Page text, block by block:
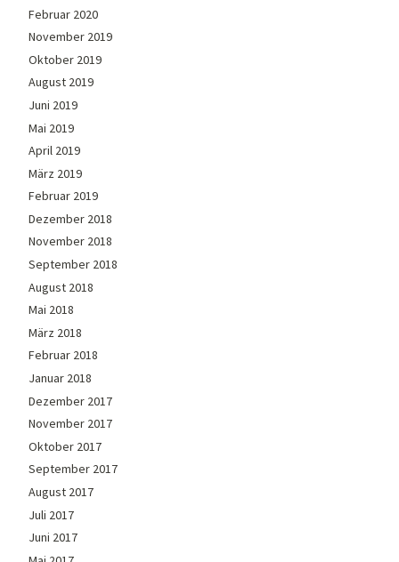
Februar 2020
November 2019
Oktober 2019
August 2019
Juni 2019
Mai 2019
April 2019
März 2019
Februar 2019
Dezember 2018
November 2018
September 2018
August 2018
Mai 2018
März 2018
Februar 2018
Januar 2018
Dezember 2017
November 2017
Oktober 2017
September 2017
August 2017
Juli 2017
Juni 2017